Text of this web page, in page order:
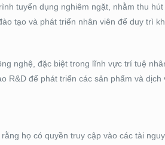
tuyển dụng nghiêm ngặt, nhằm thu
tạo và phát triển nhân viên để duy trì
nghệ, đặc biệt trong lĩnh vực trí tuệ
R&D để phát triển các sản phẩm và
họ có quyền truy cập vào các tài